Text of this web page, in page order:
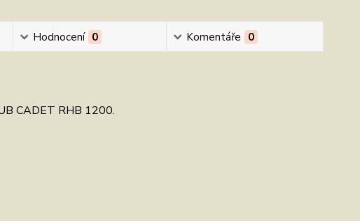
Hodnocení 0 Komentáře 0
CADET RHB 1200.